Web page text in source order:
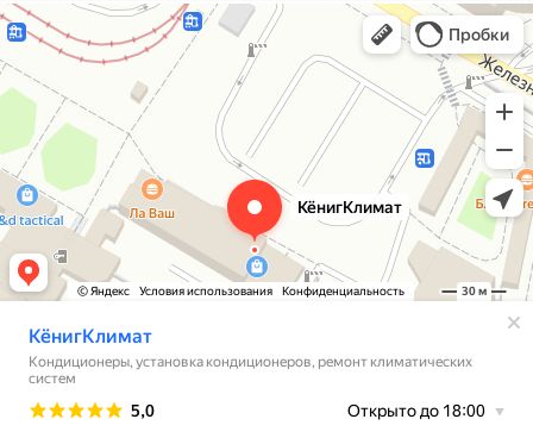
КёнигКлимат
Кондиционеры в Калининграде
Установка кондиционеров в Калининграде